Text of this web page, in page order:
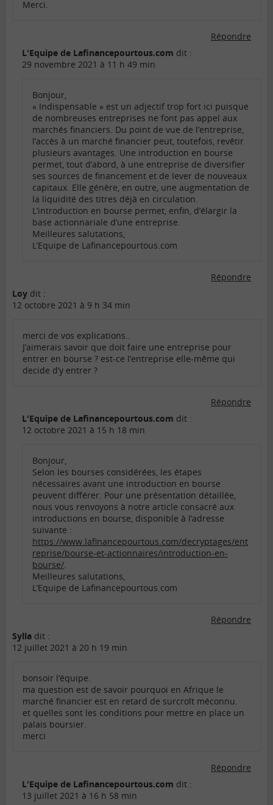
Merci.
Répondre
L'Equipe de Lafinancepourtous.com dit :
29 novembre 2021 à 11 h 49 min
Bonjour,
« Indispensable » est un adjectif trop fort ici puisque
de nombreuses entreprises ne font pas appel aux
marchés financiers. Du point de vue de l’entreprise,
l’accès à un marché financier peut, toutefois, revêtir
plusieurs avantages. Une introduction en bourse
permet, tout d’abord, à une entreprise de diversifier
ses sources de financement et de lever de nouveaux
capitaux. Elle génère, en outre, une augmentation de
la liquidité des titres déjà en circulation.
L’introduction en bourse permet, enfin, d’élargir la
base actionnariale d’une entreprise.
Meilleures salutations,
L’Equipe de Lafinancepourtous.com
Répondre
Loy dit :
12 octobre 2021 à 9 h 34 min
merci de vos explications..
J’aimerais savoir que doit faire une entreprise pour
entrer en bourse ? est-ce l’entreprise elle-même qui
decide d’y entrer ?
Répondre
L'Equipe de Lafinancepourtous.com dit :
12 octobre 2021 à 15 h 18 min
Bonjour,
Selon les bourses considérées, les étapes
nécessaires avant une introduction en bourse
peuvent différer. Pour une présentation détaillée,
nous vous renvoyons à notre article consacré aux
introductions en bourse, disponible à l’adresse
suivante :
https://www.lafinancepourtous.com/decryptages/ent
reprise/bourse-et-actionnaires/introduction-en-
bourse/.
Meilleures salutations,
L’Equipe de Lafinancepourtous.com
Répondre
Sylla dit :
12 juillet 2021 à 20 h 19 min
bonsoir l’équipe.
ma question est de savoir pourquoi en Afrique le
marché financier est en retard de surcroît méconnu.
et quelles sont les conditions pour mettre en place un
palais boursier.
merci
Répondre
L'Equipe de Lafinancepourtous.com dit :
13 juillet 2021 à 16 h 58 min